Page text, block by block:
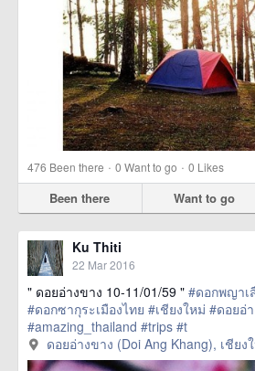
476 Been there · 0 Want to go · 0 Likes
Been there Want to go
Ku Thiti
22 Mar 2016
" ดอยอ่างขาง 10-11/01/59 " #ดอกพญาเ
#ดอกซากุระเมืองไทย #เชียงใหม่ #ดอยอ่
#amazing_thailand #trips #t
href=https://m.thetrippacker.com/en/
ขางDoiAngKhang/192497> more
ดอยอ่างขาง (Doi Ang Khang), เชียง